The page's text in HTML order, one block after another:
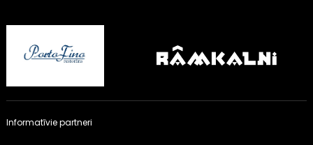
Informatīvie partneri